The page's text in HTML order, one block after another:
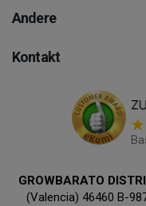
Andere
Kontakt
GROWBARATO
(Valencia) 46460 B-